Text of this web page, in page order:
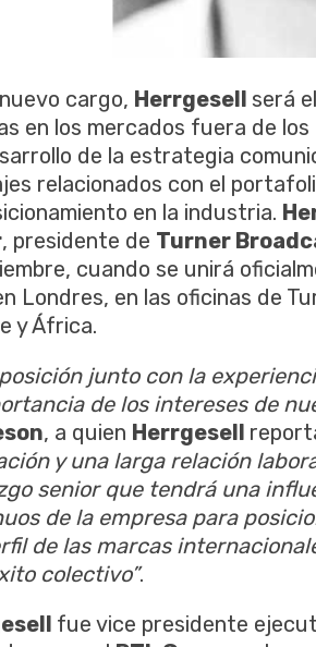
cargo, Herrgesell será
en los mercados fuera de
de la estrategia
relacionados con el
en la industria.
, presidente de Turner
cuando se unirá
Londres, en las oficinas de
y África.
posición junto con la
de los intereses de
, a quien Herrgesell
y una larga relación
senior que tendrá una
de la empresa para
de las marcas
colectivo”.
fue vice presidente